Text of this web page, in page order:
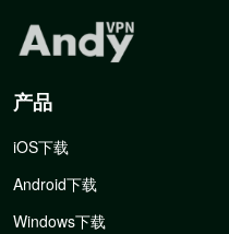
产品
iOS下载
Android下载
Windows下载